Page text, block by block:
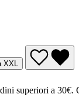
XXL
superiori a 30€.